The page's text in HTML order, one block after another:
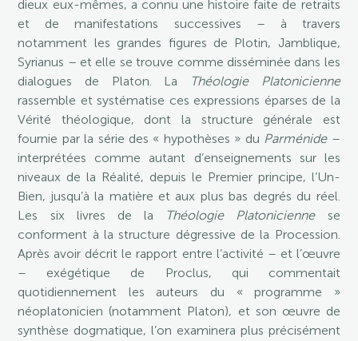
dieux eux-mêmes, a connu une histoire faite de retraits
et de manifestations successives – à travers
notamment les grandes figures de Plotin, Jamblique,
Syrianus – et elle se trouve comme disséminée dans les
dialogues de Platon. La
Théologie Platonicienne
rassemble et systématise ces expressions éparses de la
Vérité théologique, dont la structure générale est
fournie par la série des « hypothèses » du Parménide–
interprétées comme autant d’enseignements sur les
niveaux de la Réalité, depuis le Premier principe, l’Un-
Bien, jusqu’à la matière et aux plus bas degrés du réel.
Les six livres de la Théologie Platonicienne se
conforment à la structure dégressive de la Procession.
Après avoir décrit le rapport entre l’activité – et l’œuvre
– exégétique de Proclus, qui commentait
quotidiennement les auteurs du « programme »
néoplatonicien (notamment Platon), et son œuvre de
synthèse dogmatique, l’on examinera plus précisément